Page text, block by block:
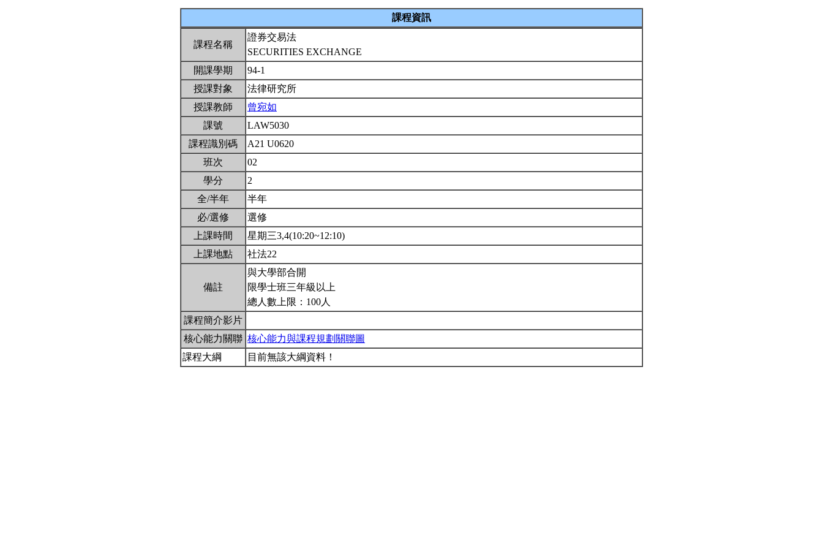
課程資訊
課程名稱
證券交易法
SECURITIES EXCHANGE
開課學期
94-1
授課對象
法律研究所
授課教師
曾宛如
課號
LAW5030
課程識別碼
A21 U0620
班次
02
學分
2
全/半年
半年
必/選修
選修
上課時間
星期三3,4(10:20~12:10)
上課地點
社法22
備註
與大學部合開
限學士班三年級以上
總人數上限：100人
課程簡介影片
核心能力關聯 核心能力與課程規劃關聯圖
課程大綱
目前無該大綱資料！